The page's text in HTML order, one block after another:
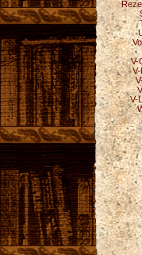
V-
V-